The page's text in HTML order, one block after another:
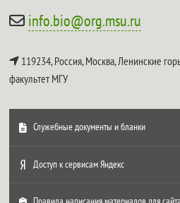
info.bio@org.msu.ru
119234, Россия, Москва, Ленинские
факультет МГУ
Служебные документы и бланки
Доступ к сервисам Яндекс